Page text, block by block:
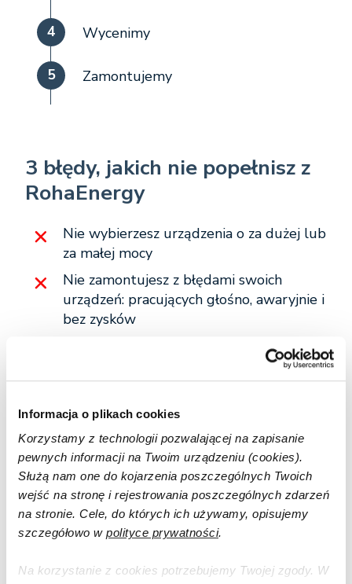
Informacja o plikach cookies
Korzystamy z technologii pozwalającej na zapisanie
pewnych informacji na Twoim urządzeniu (cookies).
Służą nam one do kojarzenia poszczególnych Twoich
wejść na stronę i rejestrowania poszczególnych zdarzeń
na stronie. Cele, do których ich używamy, opisujemy
szczegółowo w polityce prywatności.
Na korzystanie z cookies potrzebujemy Twojej zgody. W
4 Wycenimy
5 Zamontujemy
3 błędy, jakich nie popełnisz z
RohaEnergy
Nie wybierzesz urządzenia o za dużej lub
za małej mocy
Nie zamontujesz z błędami swoich
urządzeń: pracujących głośno, awaryjnie i
bez zysków
Oferta RohaEnergy